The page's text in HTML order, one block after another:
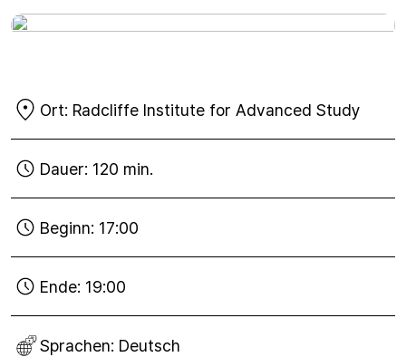
06
Ort: Radcliffe Institute for Advanced Study
Dauer: 120 min.
Beginn: 17:00
Ende: 19:00
Sprachen: Deutsch